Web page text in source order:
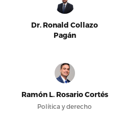
Dr. Ronald Collazo
Pagán
Ramón L. Rosario Cortés
Política y derecho